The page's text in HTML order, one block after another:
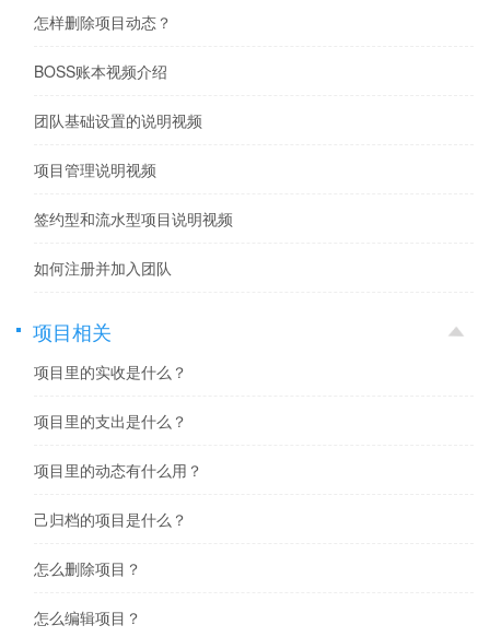
怎样删除项目动态？
BOSS账本视频介绍
团队基础设置的说明视频
项目管理说明视频
签约型和流水型项目说明视频
如何注册并加入团队
项目相关
项目里的实收是什么？
项目里的支出是什么？
项目里的动态有什么用？
己归档的项目是什么？
怎么删除项目？
怎么编辑项目？